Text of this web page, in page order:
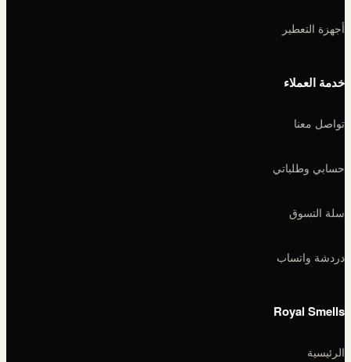
أجهزة التعطير
خدمة العملاء
تواصل معنا
حسابي وطلباتي
سلة التسوق
دردشة واتساب
Royal Smells
الرئيسية